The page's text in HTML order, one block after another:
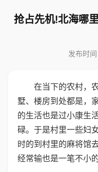
抢占先机!北海哪
发布时
在当下的农村，
墅、楼房到处都是，
的生活也是过小康生
碌。于是村里一些妇
时的到村里的麻将馆
经常输也是一笔不小的